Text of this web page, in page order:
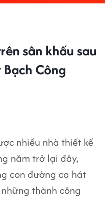
sân khấu sau
Công
nhiều nhà thiết kế
năm trở lại đây,
con đường ca hát
thành công